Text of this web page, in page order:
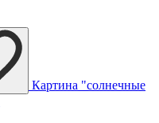
Картина "солнечные